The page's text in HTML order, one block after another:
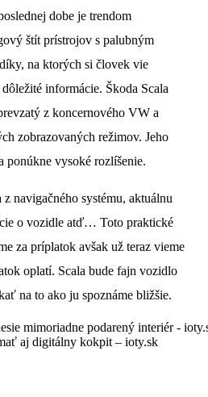
dobe je trendom
štít prístrojov s palubným
na ktorých si človek vie
informácie. Škoda Scala
z koncernového VW a
zobrazovaných režimov. Jeho
ponúkne vysoké rozlíšenie.
navigačného systému, aktuálnu
o vozidle atď… Toto praktické
za príplatok avšak už teraz vieme
oplatí. Scala bude fajn vozidlo
na to ako ju spoznáme bližšie.
aj digitálny kokpit – ioty.sk